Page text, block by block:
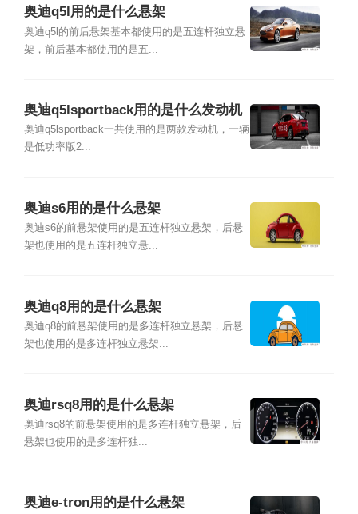
奥迪q5l用的是什么悬架
奥迪q5l的前后悬架基本都使用的是五连杆独立悬
架，前后基本都使用的是五...
奥迪q5lsportback用的是什么发动机
奥迪q5lsportback一共使用的是两款发动机，一辆
是低功率版2...
奥迪s6用的是什么悬架
奥迪s6的前悬架使用的是五连杆独立悬架，后悬
架也使用的是五连杆独立悬...
奥迪q8用的是什么悬架
奥迪q8的前悬架使用的是多连杆独立悬架，后悬
架也使用的是多连杆独立悬架...
奥迪rsq8用的是什么悬架
奥迪rsq8的前悬架使用的是多连杆独立悬架，后
悬架也使用的是多连杆独...
奥迪e-tron用的是什么悬架